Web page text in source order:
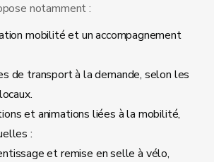
notamment :
mobilité et un accompagnement
de transport à la demande, selon les
et animations liées à la mobilité,
:
et remise en selle à vélo,